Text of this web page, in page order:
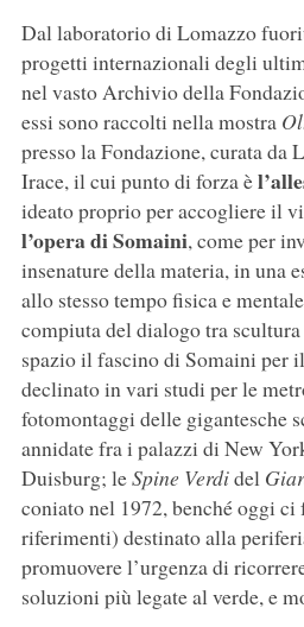
Dal laboratorio di Lomazzo
progetti internazionali degli
nel vasto Archivio della
essi sono raccolti nella mostra
presso la Fondazione, curata da
Irace, il cui punto di forza è
ideato proprio per accogliere il
l’opera di Somaini, come per
insenature della materia, in una
allo stesso tempo fisica e
compiuta del dialogo tra
spazio il fascino di Somaini per
declinato in vari studi per le
fotomontaggi delle gigantesche
annidate fra i palazzi di New
Duisburg; leSpine Verdidel
coniato nel 1972, benché oggi ci
riferimenti) destinato alla
promuovere l’urgenza di
soluzioni più legate al verde, e